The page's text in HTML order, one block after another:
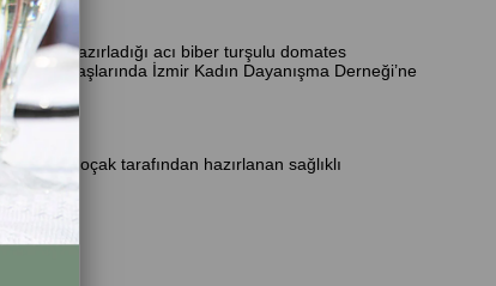
hazırladığı acı biber turşulu domates
yılı başlarında İzmir Kadın Dayanışma Derneği’ne
Koçak tarafından hazırlanan sağlıklı